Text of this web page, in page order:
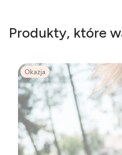
Produkty, które
Okazja